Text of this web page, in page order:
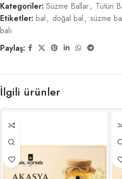
Kategoriler: Süzme Ballar, Tütün
Etiketler: bal, doğal bal, süzme
balı
Paylaş:
İlgili ürünler